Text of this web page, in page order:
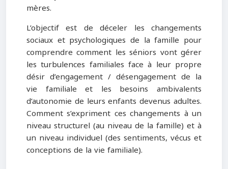
mères.
L’objectif est de déceler les changements
sociaux et psychologiques de la famille pour
comprendre comment les séniors vont gérer
les turbulences familiales face à leur propre
désir d’engagement / désengagement de la
vie familiale et les besoins ambivalents
d’autonomie de leurs enfants devenus adultes.
Comment s’expriment ces changements à un
niveau structurel (au niveau de la famille) et à
un niveau individuel (des sentiments, vécus et
conceptions de la vie familiale).